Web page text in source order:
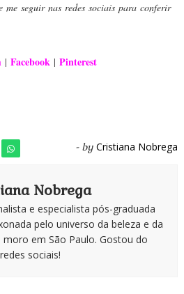
me seguir nas redes sociais para conferir
|Facebook |Pinterest
- by Cristiana Nobrega
Nobrega
e especialista pós-graduada
pelo universo da beleza e da
em São Paulo. Gostou do
sociais!